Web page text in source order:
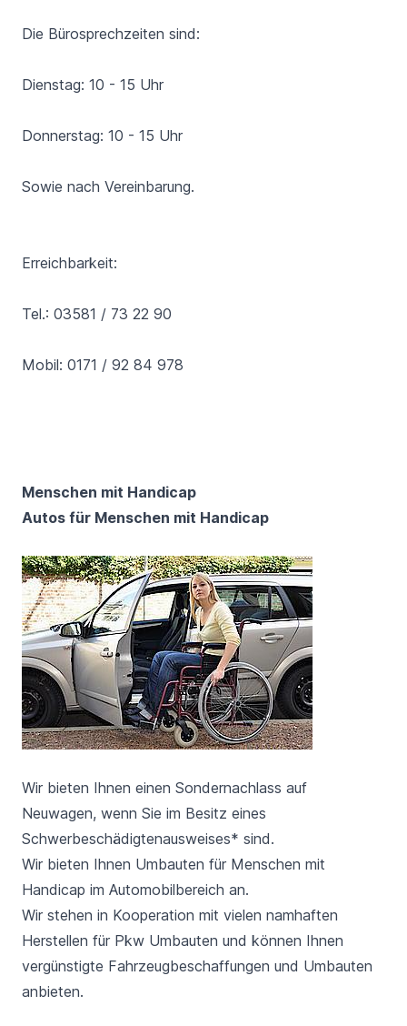
Die Bürosprechzeiten sind:
Dienstag: 10 - 15 Uhr
Donnerstag: 10 - 15 Uhr
Sowie nach Vereinbarung.
Erreichbarkeit:
Tel.: 03581 / 73 22 90
Mobil: 0171 / 92 84 978
Menschen mit Handicap
Autos für Menschen mit Handicap
Wir bieten Ihnen einen Sondernachlass auf
Neuwagen, wenn Sie im Besitz eines
Schwerbeschädigtenausweises* sind.
Wir bieten Ihnen Umbauten für Menschen mit
Handicap im Automobilbereich an.
Wir stehen in Kooperation mit vielen namhaften
Herstellen für Pkw Umbauten und können Ihnen
vergünstigte Fahrzeugbeschaffungen und Umbauten
anbieten.